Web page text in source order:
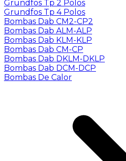
Grundfos Tp 2 Polos
Grundfos Tp 4 Polos
Bombas Dab CM2-CP2
Bombas Dab ALM-ALP
Bombas Dab KLM-KLP
Bombas Dab CM-CP
Bombas Dab DKLM-DKLP
Bombas Dab DCM-DCP
Bombas De Calor